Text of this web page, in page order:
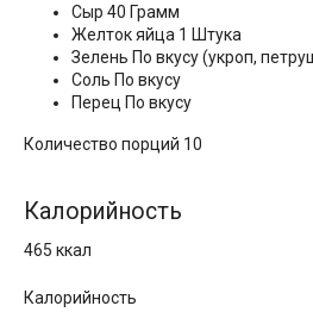
Сыр 40 Грамм
Желток яйца 1 Штука
Зелень По вкусу (укроп,
Соль По вкусу
Перец По вкусу
Количество порций 10
Калорийность
465 ккал
Калорийность